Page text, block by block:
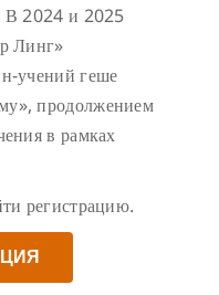
В 2024 и 2025
Линг»
учений геше
продолжением
в рамках
регистрацию.